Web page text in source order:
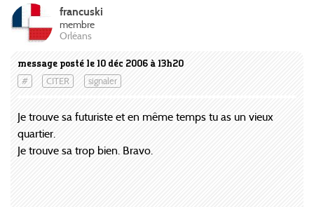
message posté le 10 déc 2006 à 13h20
# CITER signaler
francuski
membre
Orléans
Je trouve sa futuriste et en même temps tu as un vieux
quartier.
Je trouve sa trop bien. Bravo.